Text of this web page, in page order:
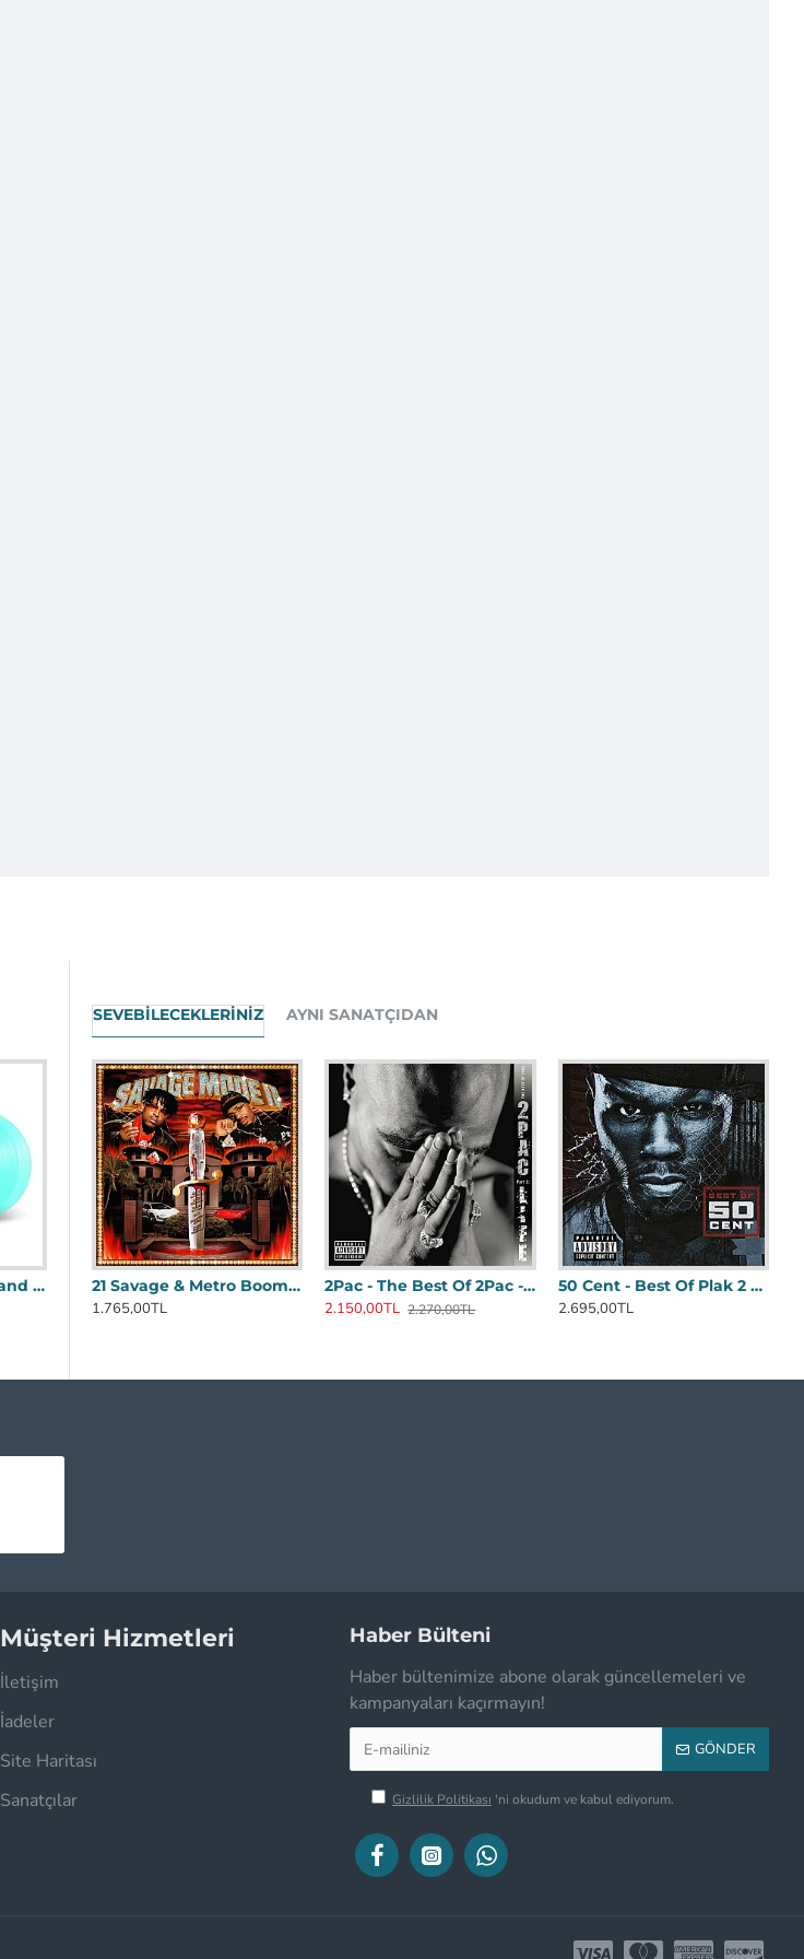
The Weeknd - Kiss Land Plak (Color Version) Plak 2 LP
SEVEBILECEKLERINIZ AYNI SANATÇIDAN
21 Savage & Metro Boomin - Savage Mode II (Limited Edition - Translucent Red) Plak LP
1.765,00TL
2Pac - The Best Of 2Pac - Part 2: Life Plak 2 LP
2.150,00TL 2.270,00TL
50 Cent - Best Of Plak 2 LP
2.695,00TL
Müşteri Hizmetleri
İletişim
İadeler
Site Haritası
Sanatçılar
Haber Bülteni
Haber bültenimize abone olarak güncellemeleri ve
kampanyaları kaçırmayın!
GÖNDER
Gizlilik Politikası 'ni okudum ve kabul ediyorum.